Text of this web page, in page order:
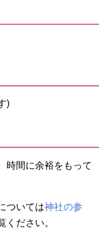
)
時間に余裕をもって
ついては神社の参
ください。